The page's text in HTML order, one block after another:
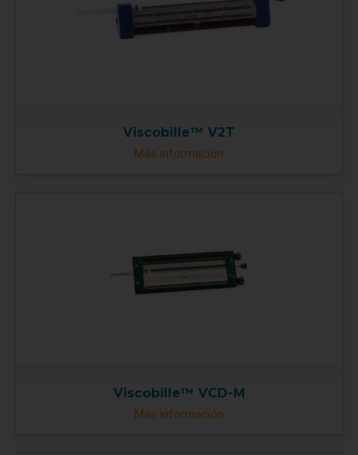
Viscobille™ V2T
Más información
Viscobille™ VCD-M
Más información